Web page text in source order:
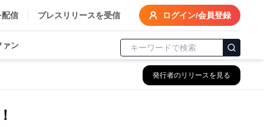
配信 プレスリリースを受信 ログイン/会員登録
ァン
発行者のリリースを見る